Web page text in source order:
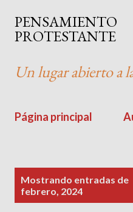
Ir al
PENSAMIENTO
PROTESTANTE
Un lugar abierto a
Página principal
Mostrando entradas de
febrero, 2024